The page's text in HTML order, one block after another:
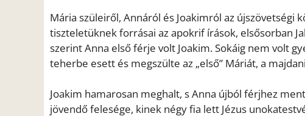
Mária szüleiről, Annáról és Joakimról az újszövetségi
tiszteletüknek forrásai az apokrif írások, elsősorban
szerint Anna első férje volt Joakim. Sokáig nem volt
teherbe esett és megszülte az „első” Máriát, a
Joakim hamarosan meghalt, s Anna újból férjhez
jövendő felesége, kinek négy fia lett Jézus